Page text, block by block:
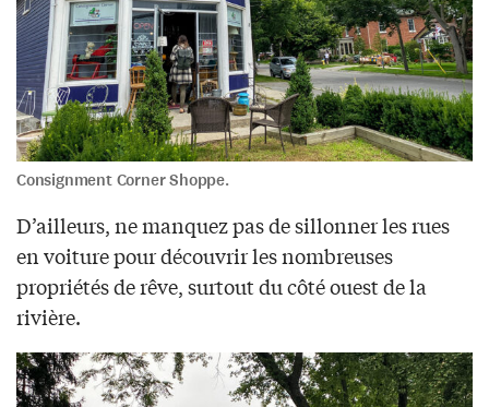
Consignment Corner Shoppe.
D’ailleurs, ne manquez pas de sillonner les rues
en voiture pour découvrir les nombreuses
propriétés de rêve, surtout du côté ouest de la
rivière.